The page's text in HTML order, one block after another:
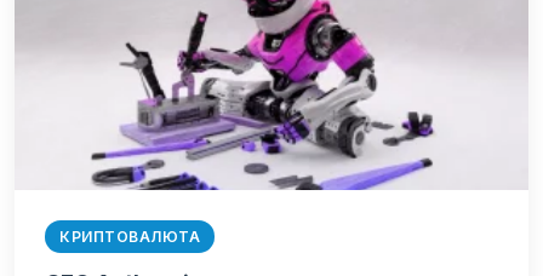
КРИПТОВАЛЮТА